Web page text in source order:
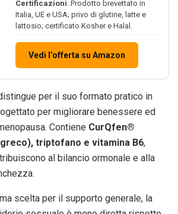
Certificazioni: Prodotto brevettato in
Italia, UE e USA; privo di glutine, latte e
lattosio; certificato Kosher e Halal.
Vedi l’offerta su Amazon
per il suo formato pratico in
per migliorare benessere ed
Contiene CurQfen®
triptofano e vitamina B6,
al bilancio ormonale e alla
scelta per il supporto generale, la